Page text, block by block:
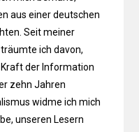
aus einer deutschen
Seit meiner
ich davon,
der Information
zehn Jahren
widme ich mich
unseren Lesern